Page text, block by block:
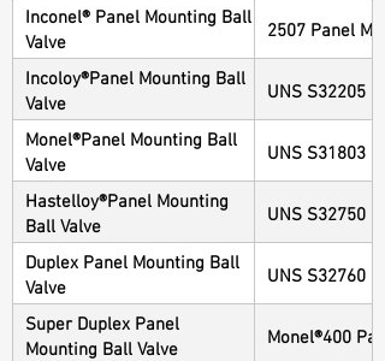
Inconel® Panel Mounting Ball
Valve
2507 Panel
Incoloy®Panel Mounting Ball
Valve
UNS S32205
Monel®Panel Mounting Ball
Valve
UNS S31803
Hastelloy®Panel Mounting
Ball Valve
UNS S32750
Duplex Panel Mounting Ball
Valve
UNS S32760
Super Duplex Panel
Mounting Ball Valve
Monel®400